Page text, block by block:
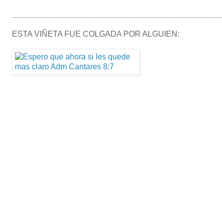
ESTA VIÑETA FUE COLGADA POR ALGUIEN: